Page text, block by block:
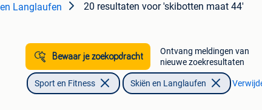
Langlaufen 20 resultaten voor 'skibotten maat 44'
Bewaar je zoekopdracht
Ontvang meldingen van
nieuwe zoekresultaten
Sport en Fitness Skiën en Langlaufen